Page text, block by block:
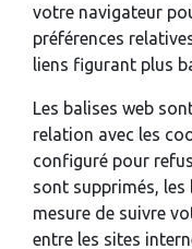
votre navigateur
préférences
liens figurant plus
Les balises web
relation avec les
configuré pour
sont supprimés, les
mesure de suivre
entre les sites